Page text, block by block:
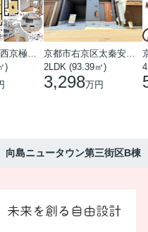
)
2LDK (93.39㎡)
3,298万円
向島ニュータウン第三街区B棟